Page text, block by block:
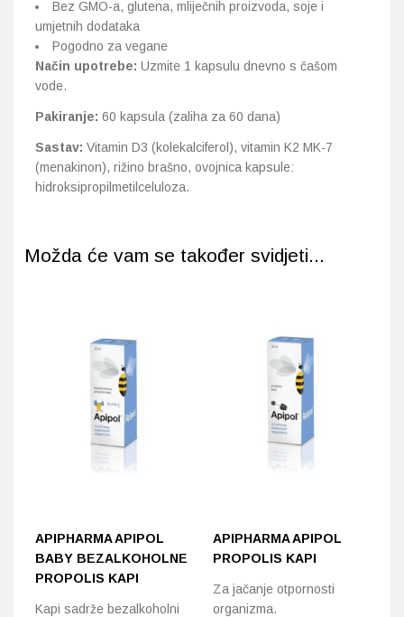
Bez GMO-a, glutena, mliječnih proizvoda, soje i
umjetnih dodataka
Pogodno za vegane
Način upotrebe: Uzmite 1 kapsulu dnevno s čašom
vode.
Pakiranje: 60 kapsula (zaliha za 60 dana)
Sastav: Vitamin D3 (kolekalciferol), vitamin K2 MK-7
(menakinon), rižino brašno, ovojnica kapsule:
hidroksipropilmetilceluloza.
Možda će vam se također svidjeti...
APIPHARMA APIPOL
BABY BEZALKOHOLNE
PROPOLIS KAPI
Kapi sadrže bezalkoholni
APIPHARMA APIPOL
PROPOLIS KAPI
Za jačanje otpornosti
organizma.